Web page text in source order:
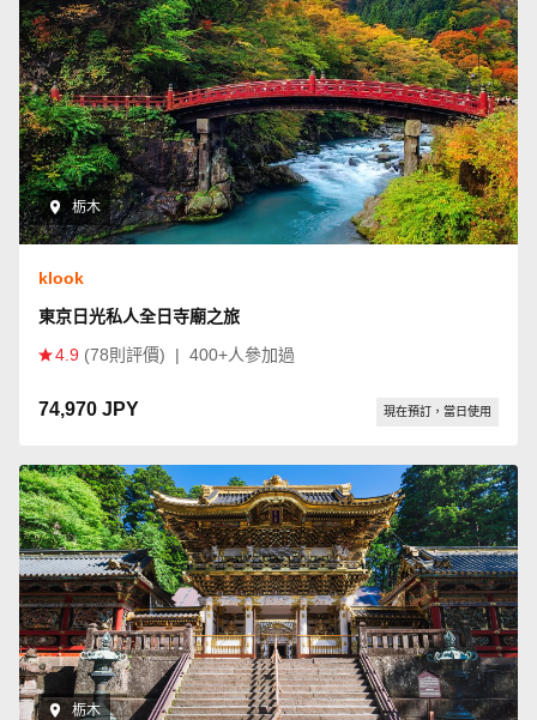
栃木
klook
東京日光私人全日寺廟之旅
4.9 (78則評價) | 400+人參加過
74,970 JPY 現在預訂，當日使用
栃木